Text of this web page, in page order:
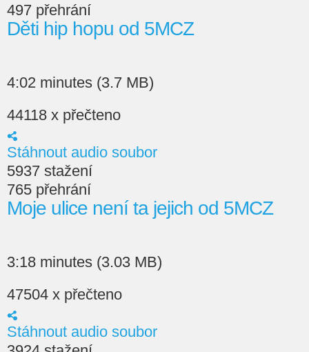
497 přehrání
Děti hip hopu od 5MCZ
4:02 minutes (3.7 MB)
44118 x přečteno
Stáhnout audio soubor
5937 stažení
765 přehrání
Moje ulice není ta jejich od 5MCZ
3:18 minutes (3.03 MB)
47504 x přečteno
Stáhnout audio soubor